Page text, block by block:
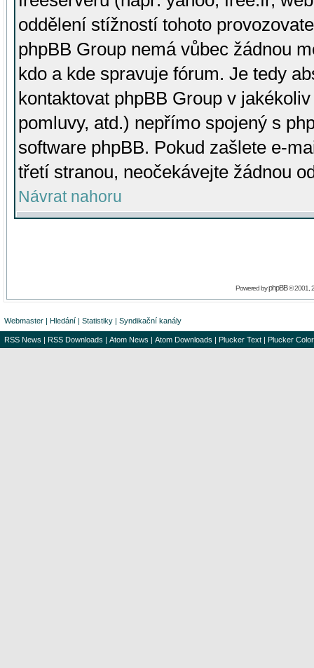
oddělení stížností tohoto
phpBB Group nemá vůbec žádnou
kdo a kde spravuje fórum. Je tedy
kontaktovat phpBB Group v
pomluvy, atd.) nepřímo spojený s
software phpBB. Pokud zašlete e-
třetí stranou, neočekávejte žádnou
Návrat nahoru
Powered byphpBB© 2001,
Webmaster | Hledání | Statistiky | Syndikační kanály
RSS News | RSS Downloads | Atom News | Atom Downloads | Plucker Text | Plucker Color